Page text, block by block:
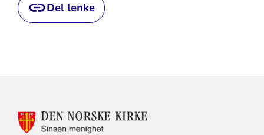
Del lenke
KONTAKTINFORMASJON